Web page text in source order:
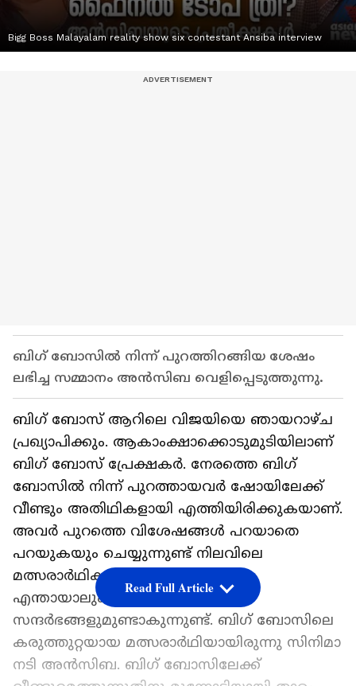
Bigg Boss Malayalam reality show six contestant Ansiba interview
ബിഗ് ബോസില്‍ നിന്ന് പുറത്തിറങ്ങിയ ശേഷം
ലഭിച്ച സമ്മാനം അൻസിബ വെളിപ്പെടുത്തുന്നു.
ബിഗ് ബോസ് ആറിലെ വിജയിയെ ഞായറാഴ്‍ച
പ്രഖ്യാപിക്കും. ആകാംക്ഷാക്കൊടുമുടിയിലാണ്
ബിഗ് ബോസ് പ്രേക്ഷകര്‍. നേരത്തെ ബിഗ്
ബോസില്‍ നിന്ന് പുറത്തായവര്‍ ഷോയിലേക്ക്
വീണ്ടും അതിഥികളായി എത്തിയിരിക്കുകയാണ്.
അവര്‍ പുറത്തെ വിശേഷങ്ങള്‍ പറയാതെ
പറയുകയും ചെയ്യുന്നുണ്ട് നിലവിലെ
മത്സരാര്‍ഥികള്‍ ഓരോരുത്തരോടും.
എന്തായാലും നിരവധി രസകരമായ
സന്ദര്‍ഭങ്ങളുമുണ്ടാകുന്നുണ്ട്. ബിഗ് ബോസിലെ
കരുത്തുറ്റയായ മത്സരാര്‍ഥിയായിരുന്നു സിനിമാ
നടി അൻസിബ. ബിഗ് ബോസിലേക്ക്
Read Full Article